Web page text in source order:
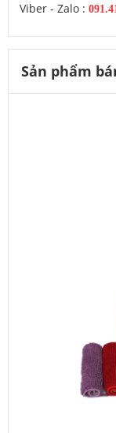
Viber - Zalo :
Sản phẩm